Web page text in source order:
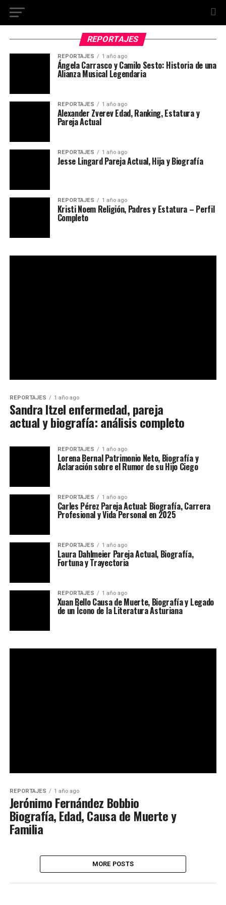
REPORTAJES
REPORTAJES 1 año ago
Ángela Carrasco y Camilo Sesto: Historia de una
Alianza Musical Legendaria
REPORTAJES 1 año ago
Alexander Zverev Edad, Ranking, Estatura y
Pareja Actual
REPORTAJES 1 año ago
Jesse Lingard Pareja Actual, Hija y Biografía
REPORTAJES 1 año ago
Kristi Noem Religión, Padres y Estatura – Perfil
Completo
REPORTAJES 1 año ago
Sandra Itzel enfermedad, pareja
actual y biografía: análisis completo
REPORTAJES 1 año ago
Lorena Bernal Patrimonio Neto, Biografía y
Aclaración sobre el Rumor de su Hijo Ciego
REPORTAJES 1 año ago
Carles Pérez Pareja Actual: Biografía, Carrera
Profesional y Vida Personal en 2025
REPORTAJES 1 año ago
Laura Dahlmeier Pareja Actual, Biografía,
Fortuna y Trayectoria
REPORTAJES 1 año ago
Xuan Bello Causa de Muerte, Biografía y Legado
de un Ícono de la Literatura Asturiana
REPORTAJES 1 año ago
Jerónimo Fernández Bobbio
Biografía, Edad, Causa de Muerte y
Familia
MORE POSTS